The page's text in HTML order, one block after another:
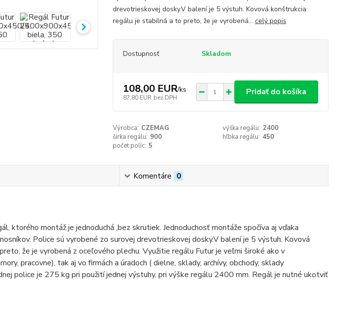
drevotrieskovej dosky.V balení je 5 výstuh. Kovová konštrukcia
regálu je stabilná a to preto, že je vyrobená... celý popis
Dostupnosť Skladom
108,00 EUR/ks
87,80 EUR bez DPH
Pridať do košíka
Výrobca: CZEMAG výška regálu: 2400
šírka regálu: 900 hľbka regálu: 450
počet políc: 5
Komentáre 0
ktorého montáž je jednoduchá ,bez skrutiek. Jednoduchosť montáže spočíva aj vďaka
Police sú vyrobené zo surovej drevotrieskovej dosky.V balení je 5 výstuh. Kovová
že je vyrobená z oceľového plechu. Využitie regálu Futur je veľmi široké ako v
pracovne), tak aj vo firmách a úradoch ( dielne, sklady, archívy, obchody, sklady
police je 275 kg pri použití jednej výstuhy, pri výške regálu 2400 mm. Regál je nutné ukotviť